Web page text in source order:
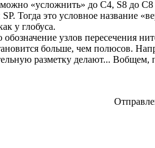
«усложнить» до C4, S8 до C8
Тогда это условное название
у глобуса.
узлов пересечения
больше, чем полюсов.
разметку делают... Вобщем,